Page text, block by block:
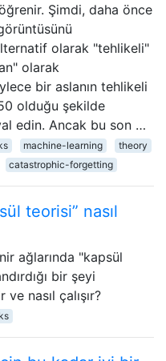
Şimdi, daha önce
olarak "tehlikeli"
olarak
bir aslanın tehlikeli
olduğu şekilde
edin. Ancak bu son …
machine-learning
theory
catastrophic-forgetting
teorisi” nasıl
ağlarında "kapsül
bir şeyi
ve nasıl çalışır?